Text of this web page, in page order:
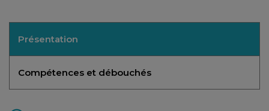
Présentation
Compétences et débouchés